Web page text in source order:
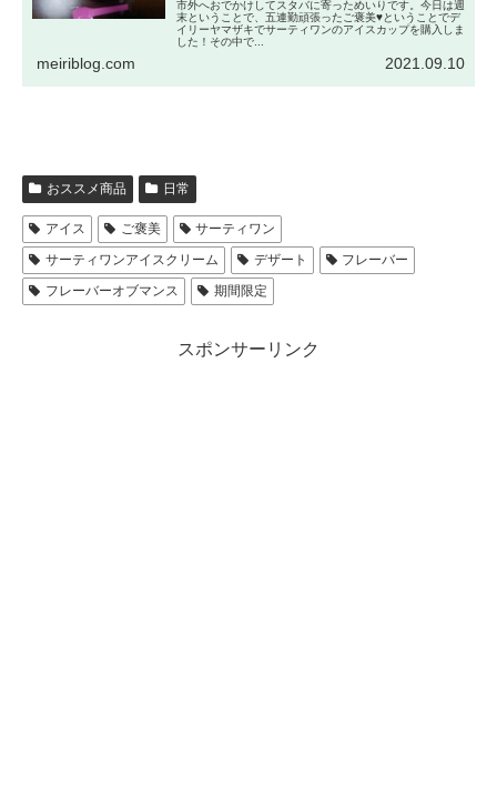
市外へおでかけしてスタバに寄っためいりです。今日は週
末ということで、五連勤頑張ったご褒美♥ということでデ
イリーヤマザキでサーティワンのアイスカップを購入しま
した！その中で...
meiriblog.com 2021.09.10
おススメ商品 日常
アイス ご褒美
サーティワン
サーティワンアイスクリーム
デザート
フレーバー
フレーバーオブマンス
期間限定
スポンサーリンク